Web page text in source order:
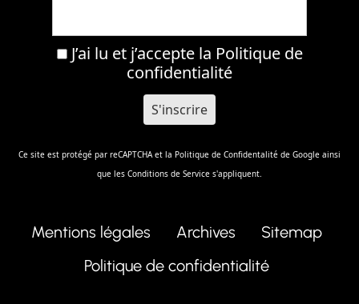
J’ai lu et j’accepte la Politique de
confidentialité
Ce site est protégé par reCAPTCHA et la Politique de Confidentalité de Google ainsi
que les Conditions de Service s'appliquent.
Mentions légales Archives
Sitemap
Politique de confidentialité